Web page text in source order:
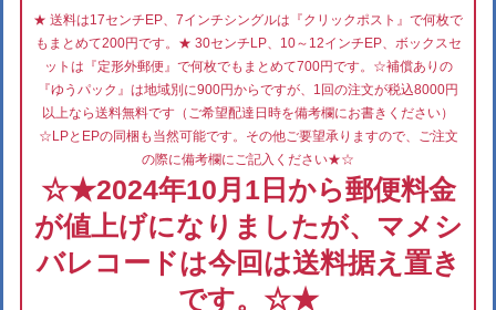
★ 送料は17センチEP、7インチシングルは『クリックポスト』で何枚で
もまとめて200円です。★ 30センチLP、10～12インチEP、ボックスセ
ットは『定形外郵便』で何枚でもまとめて700円です。☆補償ありの
『ゆうパック』は地域別に900円からですが、1回の注文が税込8000円
以上なら送料無料です（ご希望配達日時を備考欄にお書きください）
☆LPとEPの同梱も当然可能です。その他ご要望承りますので、ご注文
の際に備考欄にご記入ください★☆
☆★2024年10月1日から郵便料金
が値上げになりましたが、マメシ
バレコードは今回は送料据え置き
です。☆★